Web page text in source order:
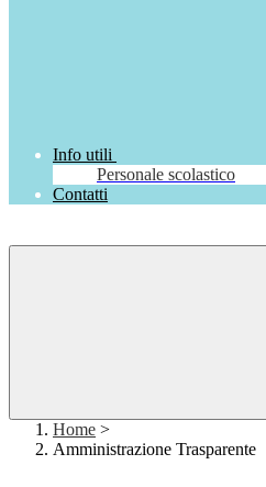
Info utili
Personale scolastico
Contatti
Home >
Amministrazione Trasparente